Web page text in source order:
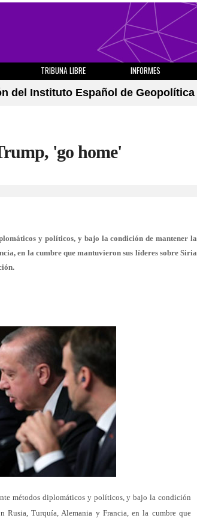
TRIBUNA LIBRE INFORMES
del Instituto Español de Geopolítica
'go home'
y políticos, y bajo la condición de mantener la
en la cumbre que mantuvieron sus líderes sobre Siria
métodos diplomáticos y políticos, y bajo la condición
Rusia, Turquía, Alemania y Francia, en la cumbre que